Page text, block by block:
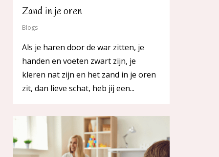
Zand in je oren
Blogs
Als je haren door de war zitten, je
handen en voeten zwart zijn, je
kleren nat zijn en het zand in je oren
zit, dan lieve schat, heb jij een...